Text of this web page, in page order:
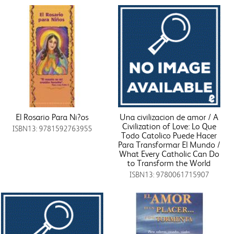
El Rosario Para Ni?os
ISBN13: 9781592763955
Una civilizacion de amor / A
Civilization of Love: Lo Que
Todo Catolico Puede Hacer
Para Transformar El Mundo /
What Every Catholic Can Do
to Transform the World
ISBN13: 9780061715907